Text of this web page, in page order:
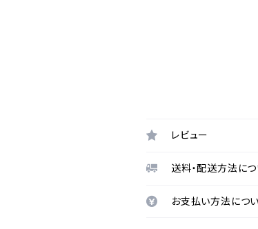
レビュー
送料・配送方法につ
お支払い方法につ